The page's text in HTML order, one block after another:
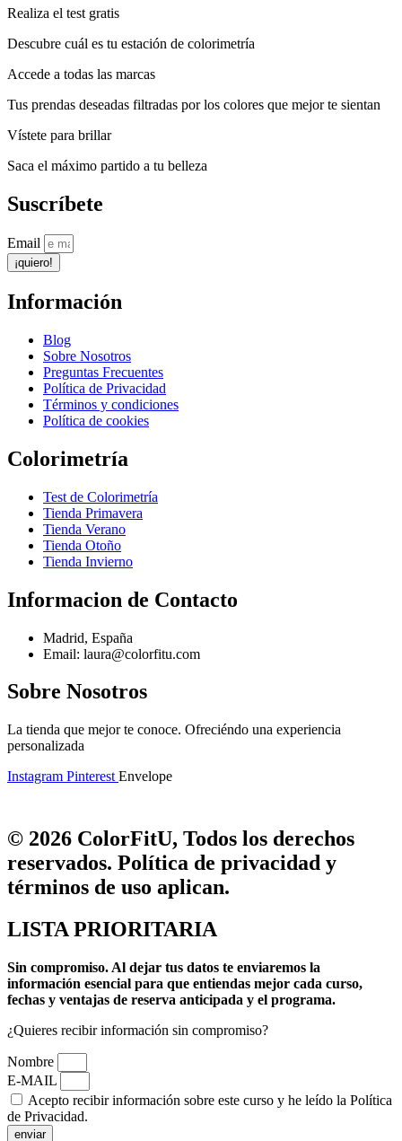
Realiza el test gratis
Descubre cuál es tu estación de colorimetría
Accede a todas las marcas
Tus prendas deseadas filtradas por los colores que mejor te sientan
Vístete para brillar
Saca el máximo partido a tu belleza
Suscríbete
Email
¡quiero!
Información
Blog
Sobre Nosotros
Preguntas Frecuentes
Política de Privacidad
Términos y condiciones
Política de cookies
Colorimetría
Test de Colorimetría
Tienda Primavera
Tienda Verano
Tienda Otoño
Tienda Invierno
Informacion de Contacto
Madrid, España
Email: laura@colorfitu.com
Sobre Nosotros
La tienda que mejor te conoce. Ofreciéndo una experiencia
personalizada
Instagram Pinterest Envelope
© 2026 ColorFitU, Todos los derechos
reservados. Política de privacidad y
términos de uso aplican.
LISTA PRIORITARIA
Sin compromiso. Al dejar tus datos te enviaremos la
información esencial para que entiendas mejor cada curso,
fechas y ventajas de reserva anticipada y el programa.
¿Quieres recibir información sin compromiso?
Nombre
E-MAIL
Acepto recibir información sobre este curso y he leído la Política
de Privacidad.
enviar